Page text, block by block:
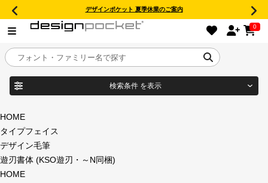
デザインポケット 夏季休業のご案内
0
目的別フォントガイド
特集
おすすめ
検索条件 を表示
商品名
HOME
タイプフェイス
デザイン毛筆
遊刃書体 (KSO遊刃・～N同梱)
HOME